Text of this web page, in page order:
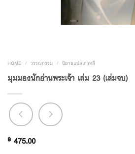
HOME / วรรณกรรม / นิยายแปลเกาหลี
มุมมองนักอ่านพระเจ้า เล่ม 23 (เล่มจบ)
฿ 475.00